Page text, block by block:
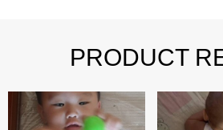
PRODUCT